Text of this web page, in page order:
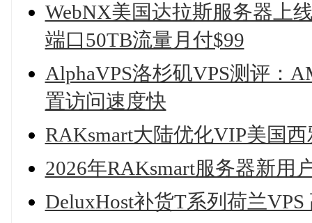
WebNX美国达拉斯服务器上
端口50TB流量月付$99
AlphaVPS洛杉矶VPS测评：
置访问速度快
RAKsmart大陆优化VIP美国
2026年RAKsmart服务器新用
DeluxHost补货T系列荷兰